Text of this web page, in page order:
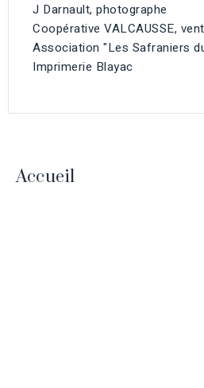
J Darnault, photographe
Coopérative VALCAUSSE,
Association "Les Safraniers
Imprimerie Blayac
Accueil